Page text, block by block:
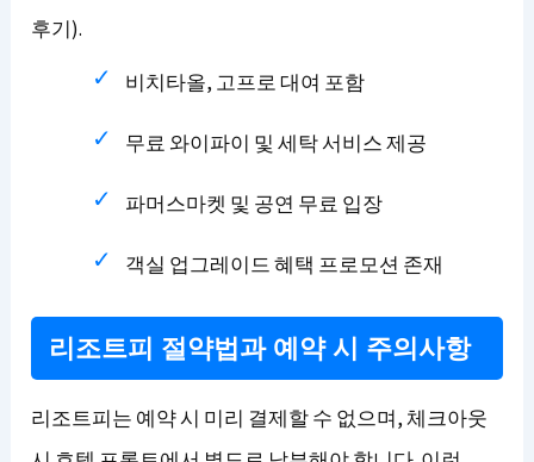
후기).
비치타올, 고프로 대여 포함
무료 와이파이 및 세탁 서비스 제공
파머스마켓 및 공연 무료 입장
객실 업그레이드 혜택 프로모션 존재
리조트피 절약법과 예약 시 주의사항
리조트피는 예약 시 미리 결제할 수 없으며, 체크아웃